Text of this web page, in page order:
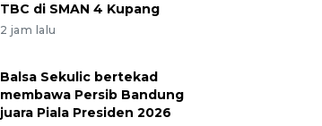
TBC di SMAN 4 Kupang
2 jam lalu
Balsa Sekulic bertekad
membawa Persib Bandung
juara Piala Presiden 2026